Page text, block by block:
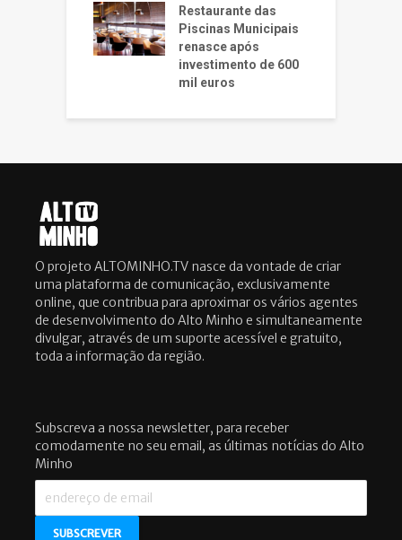
Restaurante das
Piscinas Municipais
renasce após
investimento de 600
mil euros
O projeto ALTOMINHO.TV nasce da vontade de criar
uma plataforma de comunicação, exclusivamente
online, que contribua para aproximar os vários agentes
de desenvolvimento do Alto Minho e simultaneamente
divulgar, através de um suporte acessível e gratuito,
toda a informação da região.
Subscreva a nossa newsletter, para receber
comodamente no seu email, as últimas notícias do Alto
Minho